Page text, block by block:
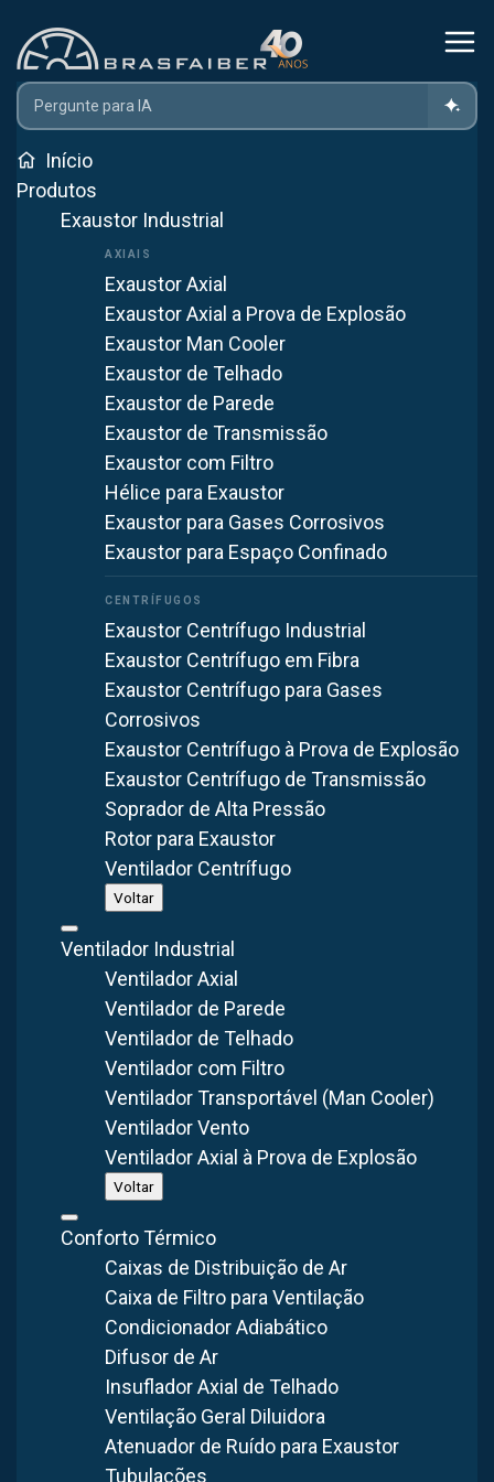
Início
Produtos
Exaustor Industrial
Exaustor Axial
Exaustor Axial a Prova de Explosão
Exaustor Man Cooler
Exaustor de Telhado
Exaustor de Parede
Exaustor de Transmissão
Exaustor com Filtro
Hélice para Exaustor
Exaustor para Gases Corrosivos
Exaustor para Espaço Confinado
Exaustor Centrífugo Industrial
Exaustor Centrífugo em Fibra
Exaustor Centrífugo para Gases
Corrosivos
Exaustor Centrífugo à Prova de Explosão
Exaustor Centrífugo de Transmissão
Soprador de Alta Pressão
Rotor para Exaustor
Ventilador Centrífugo
Voltar
Ventilador Industrial
Ventilador Axial
Ventilador de Parede
Ventilador de Telhado
Ventilador com Filtro
Ventilador Transportável (Man Cooler)
Ventilador Vento
Ventilador Axial à Prova de Explosão
Voltar
Conforto Térmico
Caixas de Distribuição de Ar
Caixa de Filtro para Ventilação
Condicionador Adiabático
Difusor de Ar
Insuflador Axial de Telhado
Ventilação Geral Diluidora
Atenuador de Ruído para Exaustor
Tubulações
Home Produtos
Ventilador Industrial em
Itupeva
Atendemos Itupeva com fabricação própria em
Itaquaquecetuba (SP). Mais de 40 anos fornecendo
soluções em ventilação industrial para todo o Brasil.
WhatsApp
Quero Ventilador Industrial sob medida
Fabricação Nacional 40+ Anos
Nacional Suporte Técnico
ventilador industrial em Itupevaé essencial para
garantir a circulação, renovação e insuflamento de ar em
ambientes industriais. Em Itupeva (SP), a atividade
industrial é impulsionada pelos setores logístico,
farmacêutico, automotivo e tecnológico, que exigem
soluções de ventilação eficientes e duráveis.
Itupeva cresceu como polo logístico e empresarial, com
grandes centros de distribuição, indústrias farmacêuticas e
de autopeças. A ventilação industrial é necessária para
manter o conforto térmico e a qualidade do ar nos galpões
modernos da cidade.
Brasfaiber , fabricante de ventilação industrial desde